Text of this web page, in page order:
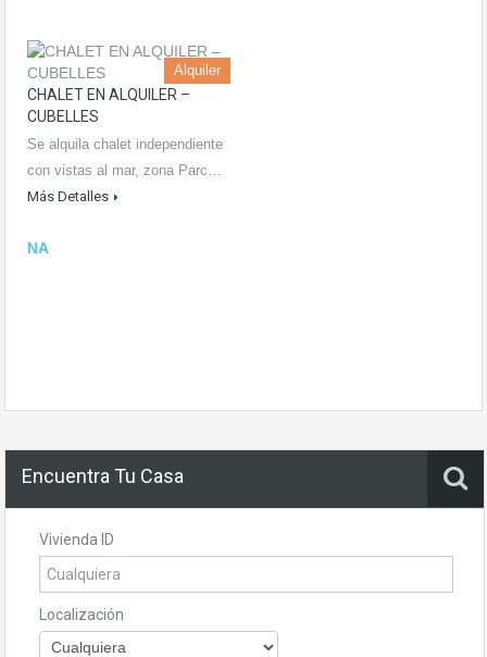
Alquiler
CHALET EN ALQUILER –
CUBELLES
Se alquila chalet independiente
con vistas al mar, zona Parc…
Más Detalles
NA
Encuentra Tu Casa
Vivienda ID
Localización